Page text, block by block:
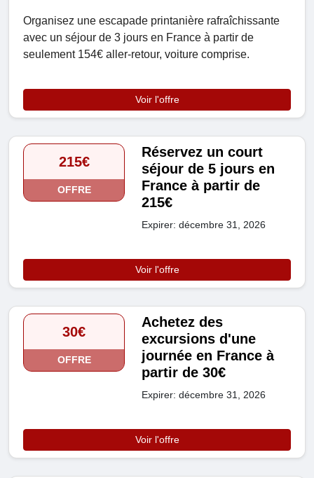
Organisez une escapade printanière rafraîchissante
avec un séjour de 3 jours en France à partir de
seulement 154€ aller-retour, voiture comprise.
Voir l'offre
215€
OFFRE
Réservez un court
séjour de 5 jours en
France à partir de
215€
Expirer: décembre 31, 2026
Voir l'offre
30€
OFFRE
Achetez des
excursions d'une
journée en France à
partir de 30€
Expirer: décembre 31, 2026
Voir l'offre